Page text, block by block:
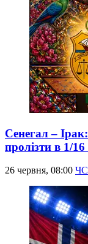
Сенегал –
пролізти в 1/
26 червня, 08:00 ЧС